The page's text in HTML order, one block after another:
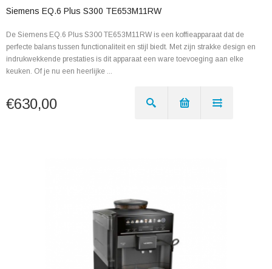
Siemens EQ.6 Plus S300 TE653M11RW
De Siemens EQ.6 Plus S300 TE653M11RW is een koffieapparaat dat de
perfecte balans tussen functionaliteit en stijl biedt. Met zijn strakke design en
indrukwekkende prestaties is dit apparaat een ware toevoeging aan elke
keuken. Of je nu een heerlijke ...
€630,00